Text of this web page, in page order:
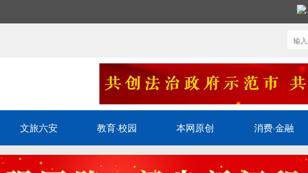
文旅六安 教育·校园 本网原创 消费·金融